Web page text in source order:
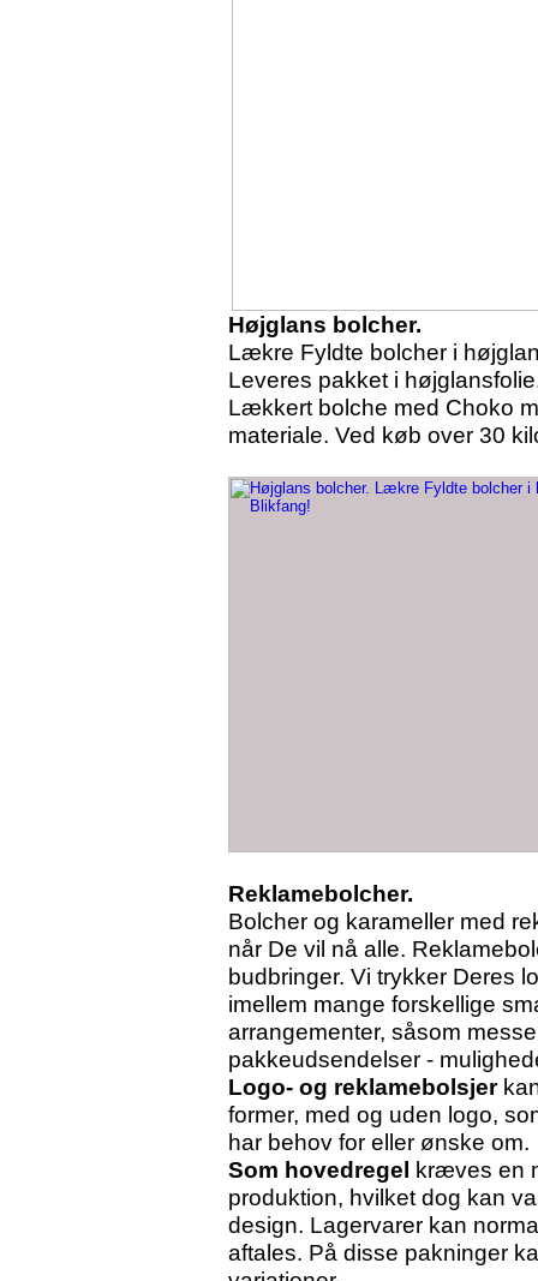
Højglans bolcher.
Lækre Fyldte bolcher i
Leveres pakket i
Lækkert bolche med Choko
materiale. Ved køb over 30
Reklamebolcher.
Bolcher og karameller med
når De vil nå alle.
budbringer. Vi trykker Deres
imellem mange forskellige
arrangementer, såsom
pakkeudsendelser -
Logo- og reklamebolsjer
former, med og uden logo,
har behov for eller ønske om.
Som hovedregel kræves en
produktion, hvilket dog kan
design. Lagervarer kan
aftales. På disse pakninger